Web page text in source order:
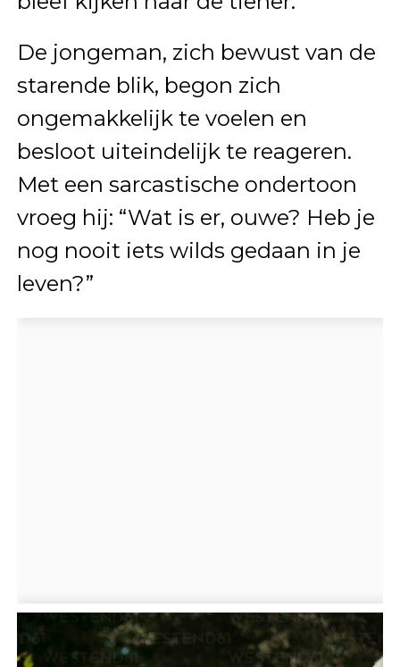
De jongeman, zich bewust van de
starende blik, begon zich
ongemakkelijk te voelen en
besloot uiteindelijk te reageren.
Met een sarcastische ondertoon
vroeg hij: “Wat is er, ouwe? Heb je
nog nooit iets wilds gedaan in je
leven?”